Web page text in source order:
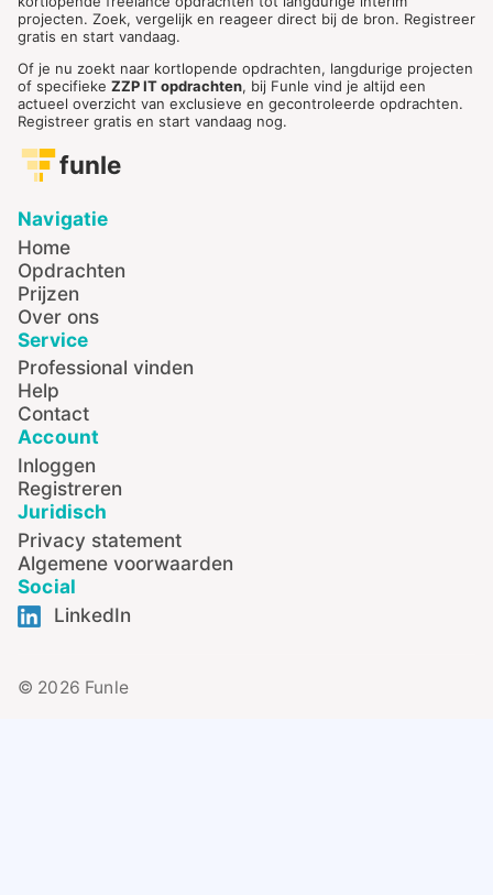
projecten. Zoek, vergelijk en reageer direct bij de bron. Registreer
gratis en start vandaag.
Of je nu zoekt naar kortlopende opdrachten, langdurige projecten
of specifieke ZZP IT opdrachten, bij Funle vind je altijd een
actueel overzicht van exclusieve en gecontroleerde opdrachten.
Registreer gratis en start vandaag nog.
funle
Navigatie
Home
Opdrachten
Prijzen
Over ons
Service
Professional vinden
Help
Contact
Account
Inloggen
Registreren
Juridisch
Privacy statement
Algemene voorwaarden
Social
LinkedIn
© 2026 Funle